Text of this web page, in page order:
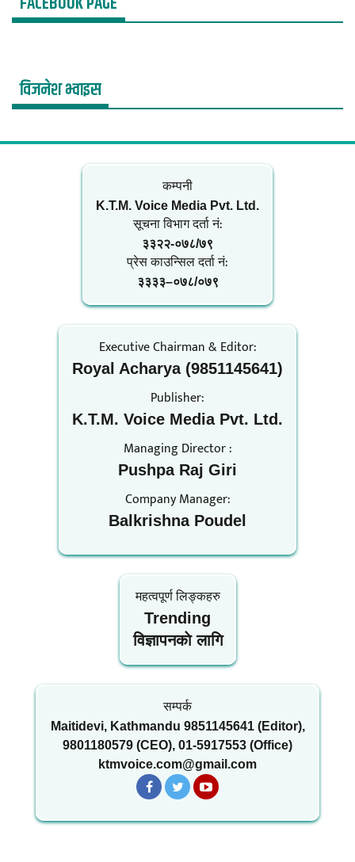
विजनेश भ्वाइस
कम्पनी
K.T.M. Voice Media Pvt. Ltd.
सूचना विभाग दर्ता नं‍:
३३२२-०७८/७९
प्रेस काउन्सिल दर्ता नं‍:
३३३३–०७८/०७९
Executive Chairman & Editor:
Royal Acharya (9851145641)
Publisher:
K.T.M. Voice Media Pvt. Ltd.
Managing Director :
Pushpa Raj Giri
Company Manager:
Balkrishna Poudel
महत्वपूर्ण लिङ्कहरु
Trending
विज्ञापनकाे लागि
सम्पर्क
Maitidevi, Kathmandu 9851145641 (Editor),
9801180579 (CEO), 01-5917553 (Office)
ktmvoice.com@gmail.com